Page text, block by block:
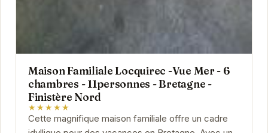
Maison Familiale Locquirec -Vue Mer - 6
chambres - 11personnes - Bretagne -
Finistère Nord
★★★★★
Cette magnifique maison familiale offre un cadre